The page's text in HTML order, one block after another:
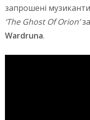
запрошені
‘The Ghost Of Orion’
Wardruna.